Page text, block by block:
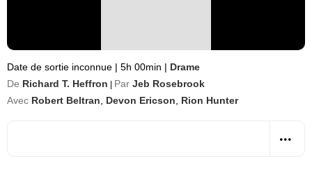
Date de sortie inconnue | 5h 00min | Drame
De Richard T. Heffron Par Jeb Rosebrook
Avec Robert Beltran Devon Ericson Rion Hunter